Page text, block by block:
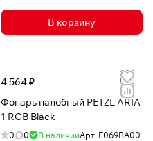
В корзину
4 564 ₽
Фонарь налобный PETZL ARIA
1 RGB Black
0 0 В наличииАрт. E069BA00